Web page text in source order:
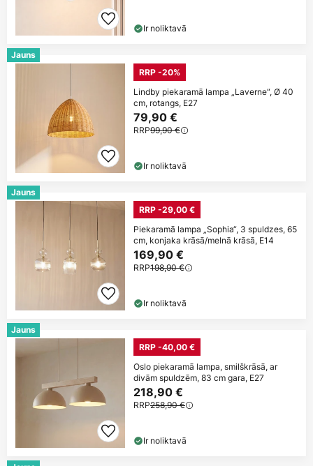
Ir noliktavā
Jauns
RRP -20%
Lindby piekaramā lampa „Laverne“, Ø 40
cm, rotangs, E27
79,90 €
RRP99,90 €
Ir noliktavā
Jauns
RRP -29,00 €
Piekaramā lampa „Sophia“, 3 spuldzes, 65
cm, konjaka krāsā/melnā krāsā, E14
169,90 €
RRP198,90 €
Ir noliktavā
Jauns
RRP -40,00 €
Oslo piekaramā lampa, smilškrāsā, ar
divām spuldzēm, 83 cm gara, E27
218,90 €
RRP258,90 €
Ir noliktavā